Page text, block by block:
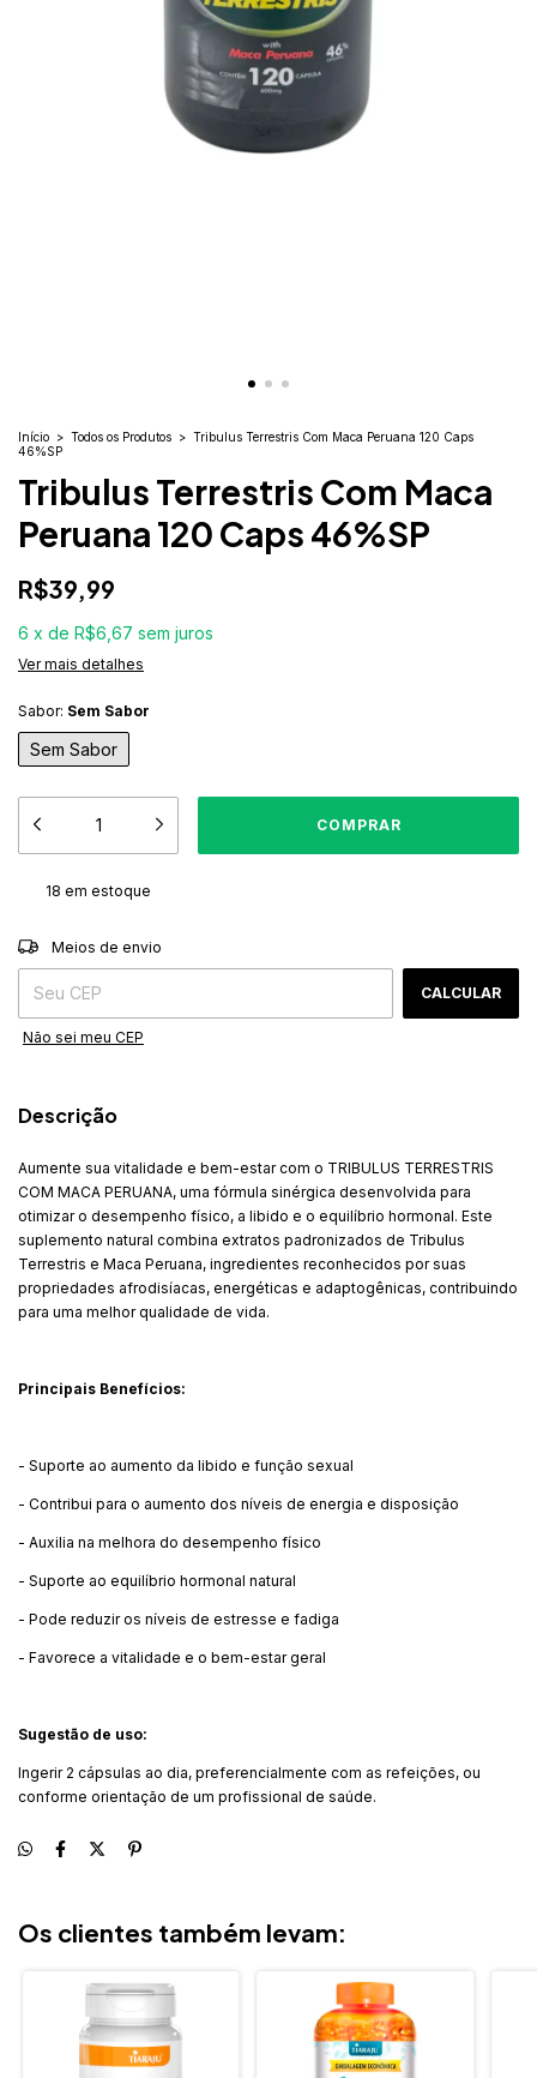
Início > Todos os Produtos > Tribulus Terrestris Com Maca Peruana 120 Caps
46%SP
Tribulus Terrestris Com Maca
Peruana 120 Caps 46%SP
R$39,99
6 x de R$6,67 sem juros
Ver mais detalhes
Sabor: Sem Sabor
Sem Sabor
18 em estoque
Entregas para o CEP:
Meios de envio
CALCULAR
Não sei meu CEP
Descrição
Aumente sua vitalidade e bem-estar com o TRIBULUS TERRESTRIS
COM MACA PERUANA, uma fórmula sinérgica desenvolvida para
otimizar o desempenho físico, a libido e o equilíbrio hormonal. Este
suplemento natural combina extratos padronizados de Tribulus
Terrestris e Maca Peruana, ingredientes reconhecidos por suas
propriedades afrodisíacas, energéticas e adaptogênicas, contribuindo
para uma melhor qualidade de vida.
Principais Benefícios:
- Suporte ao aumento da libido e função sexual
- Contribui para o aumento dos níveis de energia e disposição
- Auxilia na melhora do desempenho físico
- Suporte ao equilíbrio hormonal natural
- Pode reduzir os níveis de estresse e fadiga
- Favorece a vitalidade e o bem-estar geral
Sugestão de uso:
Ingerir 2 cápsulas ao dia, preferencialmente com as refeições, ou
conforme orientação de um profissional de saúde.
Os clientes também levam: